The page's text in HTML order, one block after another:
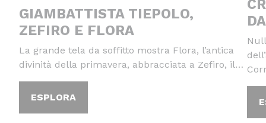
GIAMBATTISTA TIEPOLO,
ZEFIRO E FLORA
La grande tela da soffitto mostra Flora, l’antica
divinità della primavera, abbracciata a Zefiro, il…
ESPLORA